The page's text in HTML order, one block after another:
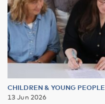
CHILDREN & YOUNG PEOPLE
13 Jun 2026